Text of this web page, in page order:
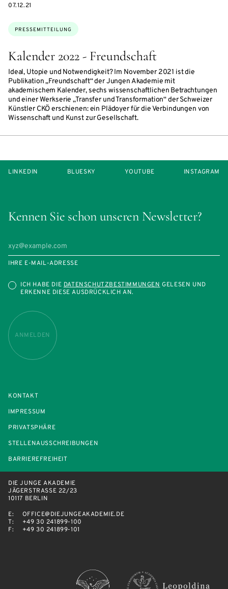
Kalender 2022 - Freundschaft
Ideal, Utopie und Notwendigkeit? Im November 2021 ist die
Publikation „Freundschaft“ der Jungen Akademie mit
akademischem Kalender, sechs wissenschaftlichen Betrachtungen
und einer Werkserie „Transfer und Transformation“ der Schweizer
Künstler CKÖ erschienen: ein Plädoyer für die Verbindungen von
Wissenschaft und Kunst zur Gesellschaft.
Themen:
PRESSEMITTEILUNG
DATE
07.12.21
Kennen Sie schon unseren Newsletter?
IHRE E-MAIL-ADRESSE
ICH HABE DIEDATENSCHUTZBESTIMMUNGENGELESEN UND
ERKENNE DIESE AUSDRÜCKLICH AN.
ANMELDEN
LINKEDIN BLUESKY YOUTUBE INSTAGRAM
KONTAKT
IMPRESSUM
PRIVATSPHÄRE
STELLENAUSSCHREIBUNGEN
BARRIEREFREIHEIT
DIE JUNGE AKADEMIE
JÄGERSTRASSE 22/23
10117 BERLIN
E:
OFFICE@DIEJUNGEAKADEMIE.DE
T:
+49 30 241899-100
F:
+49 30 241899-101